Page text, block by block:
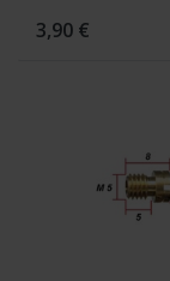
3,90 €